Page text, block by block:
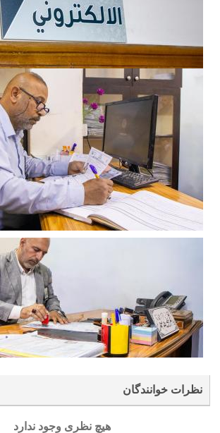
نظرات خوانندگان
هیچ نظری وجود ندارد